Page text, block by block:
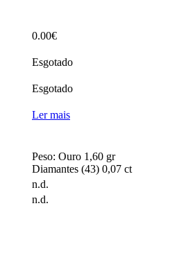
0.00€
Esgotado
Esgotado
Ler mais
Peso: Ouro 1,60 gr
Diamantes (43) 0,07 ct
n.d.
n.d.